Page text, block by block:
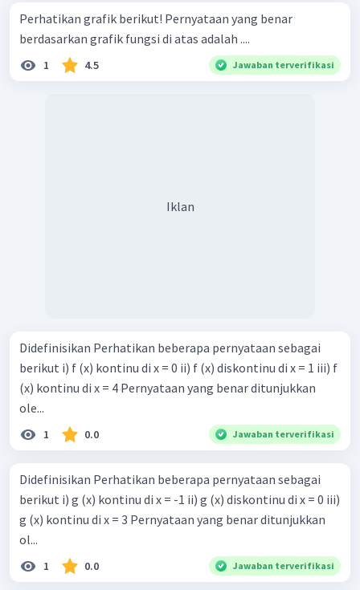
Perhatikan grafik berikut! Pernyataan yang benar
berdasarkan grafik fungsi di atas adalah ....
1 4.5 Jawaban terverifikasi
Iklan
Didefinisikan Perhatikan beberapa pernyataan sebagai
berikut i) f (x) kontinu di x = 0 ii) f (x) diskontinu di x = 1 iii) f
(x) kontinu di x = 4 Pernyataan yang benar ditunjukkan
ole...
1 0.0 Jawaban terverifikasi
Didefinisikan Perhatikan beberapa pernyataan sebagai
berikut i) g (x) kontinu di x = -1 ii) g (x) diskontinu di x = 0 iii)
g (x) kontinu di x = 3 Pernyataan yang benar ditunjukkan
ol...
1 0.0 Jawaban terverifikasi